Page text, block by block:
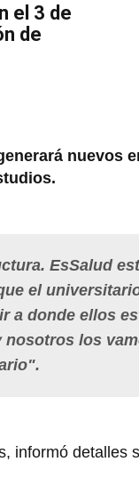
el 3 de
de
nuevos
EsSalud
el
a donde ellos
los
informó detalles